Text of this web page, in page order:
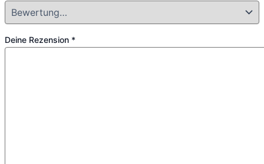
Deine Rezension *